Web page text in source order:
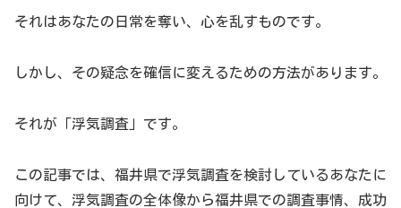
それはあなたの日常を奪い、心を乱すものです。
しかし、その疑念を確信に変えるための方法があります。
それが「浮気調査」です。
この記事では、福井県で浮気調査を検討しているあなたに
向けて、浮気調査の全体像から福井県での調査事情、成功